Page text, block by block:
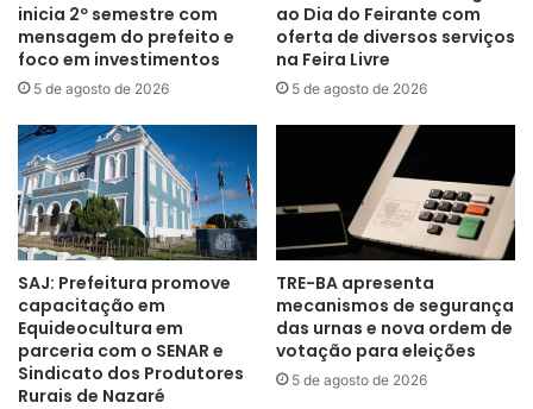
inicia 2º semestre com
mensagem do prefeito e
foco em investimentos
5 de agosto de 2026
ao Dia do Feirante com
oferta de diversos serviços
na Feira Livre
5 de agosto de 2026
SAJ: Prefeitura promove
capacitação em
Equideocultura em
parceria com o SENAR e
Sindicato dos Produtores
Rurais de Nazaré
TRE-BA apresenta
mecanismos de segurança
das urnas e nova ordem de
votação para eleições
5 de agosto de 2026